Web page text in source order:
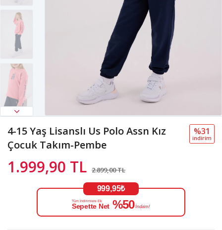
4-15 Yaş Lisanslı Us Polo Assn Kız
Çocuk Takım-Pembe
1.999,90 TL 2.899,00 TL
%31
i̇ndi̇ri̇m
999,95₺
Tüm İndirimlere Ek
Sepette Net %50 İndirim!